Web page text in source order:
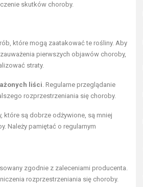
skutków choroby.
które mogą zaatakować te rośliny. Aby
pierwszych objawów choroby,
straty.
liści . Regularne przeglądanie
rozprzestrzeniania się choroby.
które są dobrze odżywione, są mniej
Należy pamiętać o regularnym
zgodnie z zaleceniami producenta.
rozprzestrzeniania się choroby.